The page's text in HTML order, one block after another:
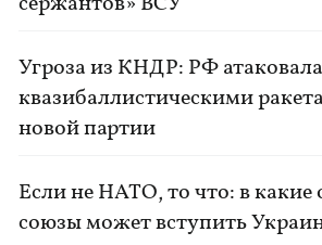
Угроза из КНДР: РФ
квазибаллистическими
новой партии
Если не НАТО, то что: в
союзы может вступить